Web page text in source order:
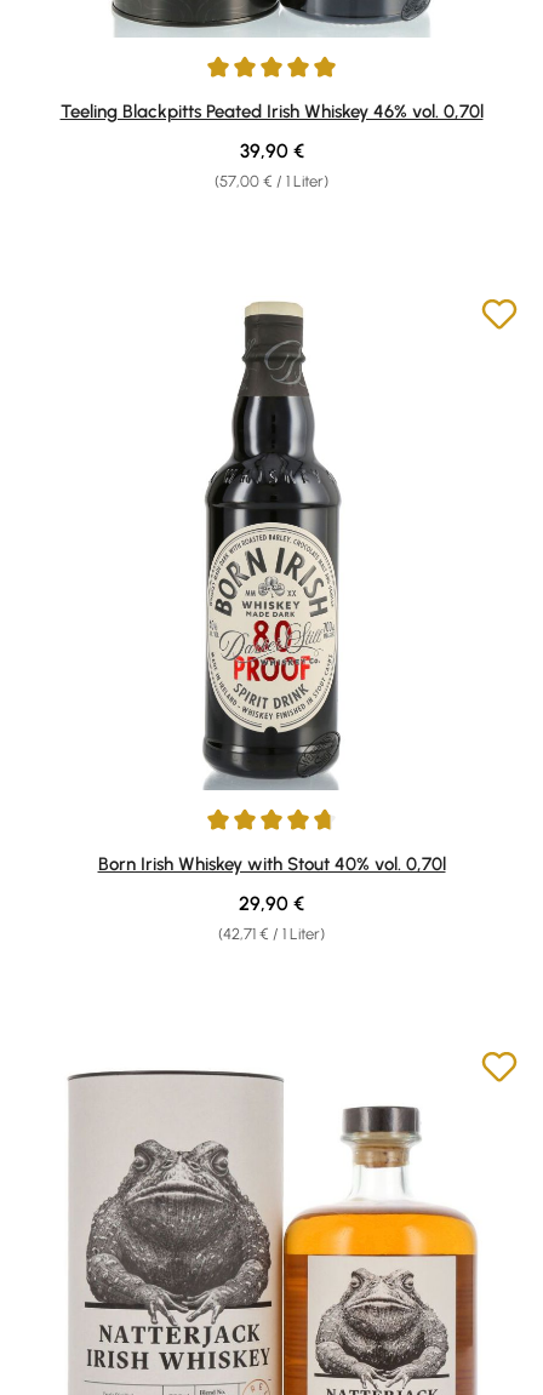
Durchschnittliche Bewertung von 5 von 5 Sternen
Teeling Blackpitts Peated Irish Whiskey 46% vol. 0,70l
(57,00 € / 1 Liter)
Regulärer Preis:
39,90 €
Durchschnittliche Bewertung von 4.78 von 5 Sternen
Born Irish Whiskey with Stout 40% vol. 0,70l
(42,71 € / 1 Liter)
Regulärer Preis:
29,90 €